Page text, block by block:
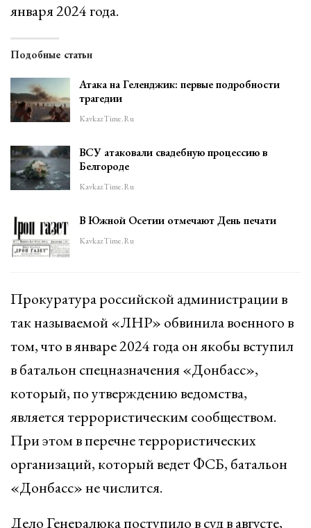
января 2024 года.
Подобные статьи
Атака на Геленджик: первые подробности
трагедии
KavkazTime.ru
ВСУ атаковали свадебную процессию в
Белгороде
KavkazTime.ru
В Южной Осетии отмечают День печати
KavkazTime.ru
Прокуратура российской администрации в
так называемой «ЛНР» обвинила военного в
том, что в январе 2024 года он якобы вступил
в батальон спецназначения «Донбасс»,
который, по утверждению ведомства,
является террористическим сообществом.
При этом в перечне террористических
организаций, который ведет ФСБ, батальон
«Донбасс» не числится.
Дело Генералюка поступило в суд в августе,